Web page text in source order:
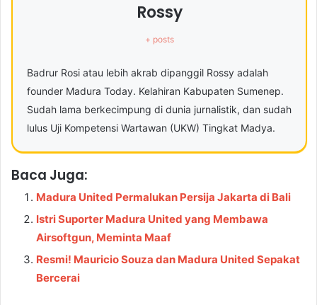
Rossy
+ posts
Badrur Rosi atau lebih akrab dipanggil Rossy adalah
founder Madura Today. Kelahiran Kabupaten Sumenep.
Sudah lama berkecimpung di dunia jurnalistik, dan sudah
lulus Uji Kompetensi Wartawan (UKW) Tingkat Madya.
Baca Juga:
Madura United Permalukan Persija Jakarta di Bali
Istri Suporter Madura United yang Membawa
Airsoftgun, Meminta Maaf
Resmi! Mauricio Souza dan Madura United Sepakat
Bercerai